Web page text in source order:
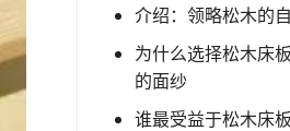
介绍：领略松木的
为什么选择松木床
的面纱
谁最受益于松木床